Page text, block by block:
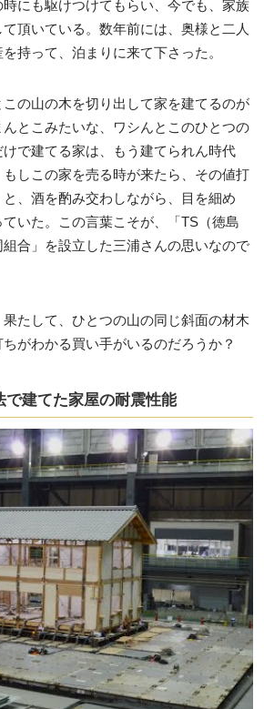
にも駆けつけてもらい、今でも、家族
頂いている。数年前には、奥様と二人
持って、泊まりに来て下さった。
この山の木を切り出して家を建てるのが
とこみたいな、ワシんとこのひとつの
で建てる家は、もう建てられん時代
しこの家を売る時が来たら、その値打
、酒を酌み交わしながら、目を細め
いた。この言葉こそが、「TS（徳島
合」を設立した三浦さんの思いなので
たして、ひとつの山の同じ斜面の材木
がわかる買い手がいるのだろうか？
で建てた家屋の耐震性能